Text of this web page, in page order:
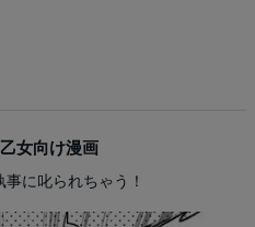
女向け漫画
に叱られちゃう！